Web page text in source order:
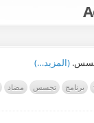
(المزيد…)
برنامج تجسس مضاد